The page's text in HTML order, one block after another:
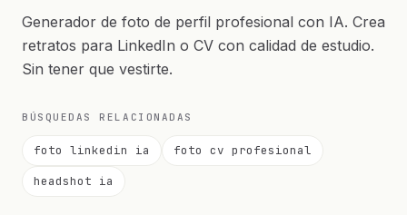
Generador de foto de perfil profesional con IA. Crea
retratos para LinkedIn o CV con calidad de estudio.
Sin tener que vestirte.
BÚSQUEDAS RELACIONADAS
foto linkedin ia
foto cv profesional
headshot ia